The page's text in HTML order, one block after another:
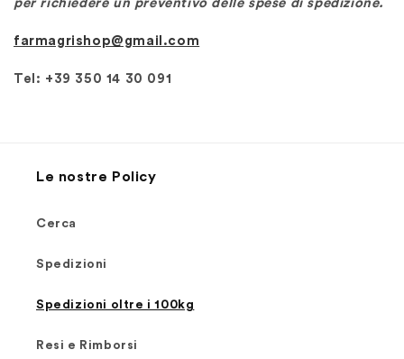
per richiedere un preventivo delle spese di spedizione.
farmagrishop@gmail.com
Tel: +39 350 14 30 091
Le nostre Policy
Cerca
Spedizioni
Spedizioni oltre i 100kg
Resi e Rimborsi